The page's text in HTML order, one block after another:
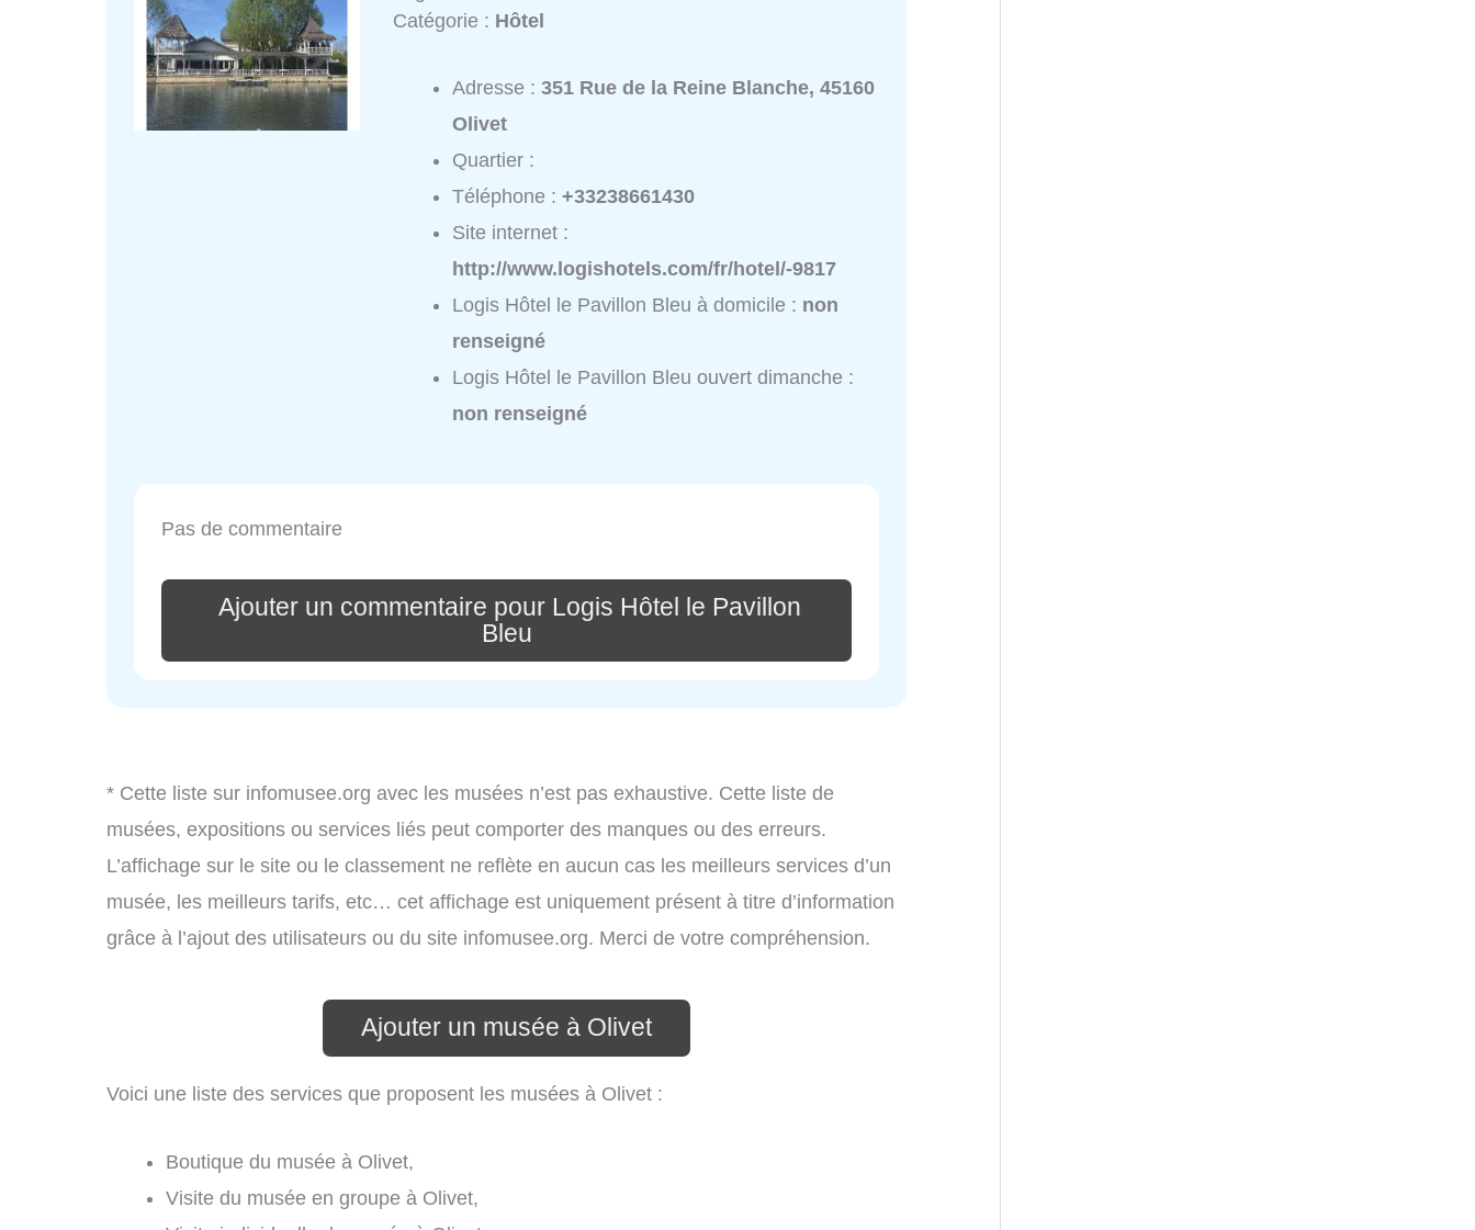
Catégorie : Hôtel
Adresse :351 Rue de la Reine Blanche, 45160
Olivet
Quartier :
Téléphone :+33238661430
Site internet :
http://www.logishotels.com/fr/hotel/-9817
Logis Hôtel le Pavillon Bleu à domicile : non
renseigné
Logis Hôtel le Pavillon Bleu ouvert dimanche :
non renseigné
Pas de commentaire
Ajouter un commentaire pour Logis Hôtel le Pavillon
Bleu
* Cette liste sur infomusee.org avec les musées n’est pas exhaustive. Cette liste de
musées, expositions ou services liés peut comporter des manques ou des erreurs.
L’affichage sur le site ou le classement ne reflète en aucun cas les meilleurs services d’un
musée, les meilleurs tarifs, etc… cet affichage est uniquement présent à titre d’information
grâce à l’ajout des utilisateurs ou du site infomusee.org. Merci de votre compréhension.
Ajouter un musée à Olivet
Voici une liste des services que proposent les musées à Olivet :
Boutique du musée à Olivet,
Visite du musée en groupe à Olivet,